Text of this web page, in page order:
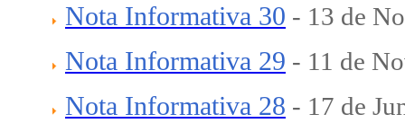
Nota Informativa 30 - 13 de
Nota Informativa 29 - 11 de
Nota Informativa 28 - 17 de